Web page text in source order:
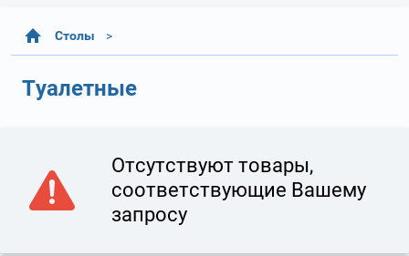
Столы
Туалетные
Отсутствуют товары,
соответствующие Вашему
запросу